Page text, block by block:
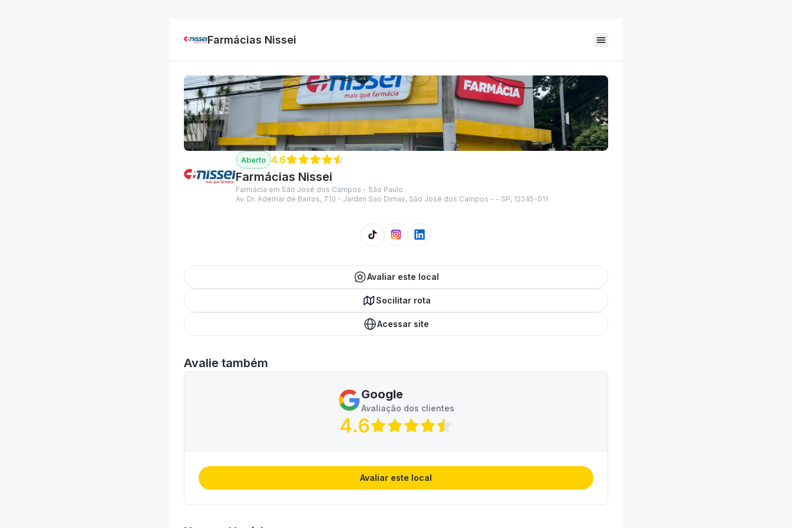
Farmácias Nissei
4.6
Farmácias Nissei
Farmácia em São José dos Campos - São Paulo
Av. Dr. Ademar de Barros, 710 - Jardim Sao Dimas, São José dos Campos - - SP, 12245-011
Avaliar este local
Socilitar rota
Acessar site
Avalie também
Google
Avaliação dos clientes
4.6
Avaliar este local